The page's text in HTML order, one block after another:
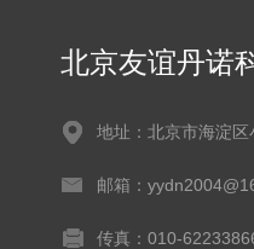
北京友谊丹诺
地址：北京市海淀
邮箱：
传真：010-